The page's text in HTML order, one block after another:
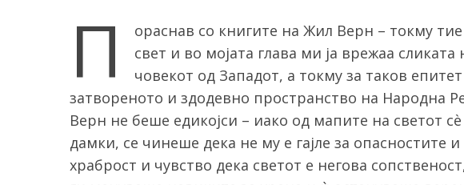
П
ораснав со книгите на Жил Верн – токму
свет и во мојата глава ми ја врежаа
човекот од Западот, а токму за таков
затвореното и здодевно пространство на Народна
Верн не беше едикојси – иако од мапите на светот
дамки, се чинеше дека не му е гајле за опасностите
храброст и чувство дека светот е негова